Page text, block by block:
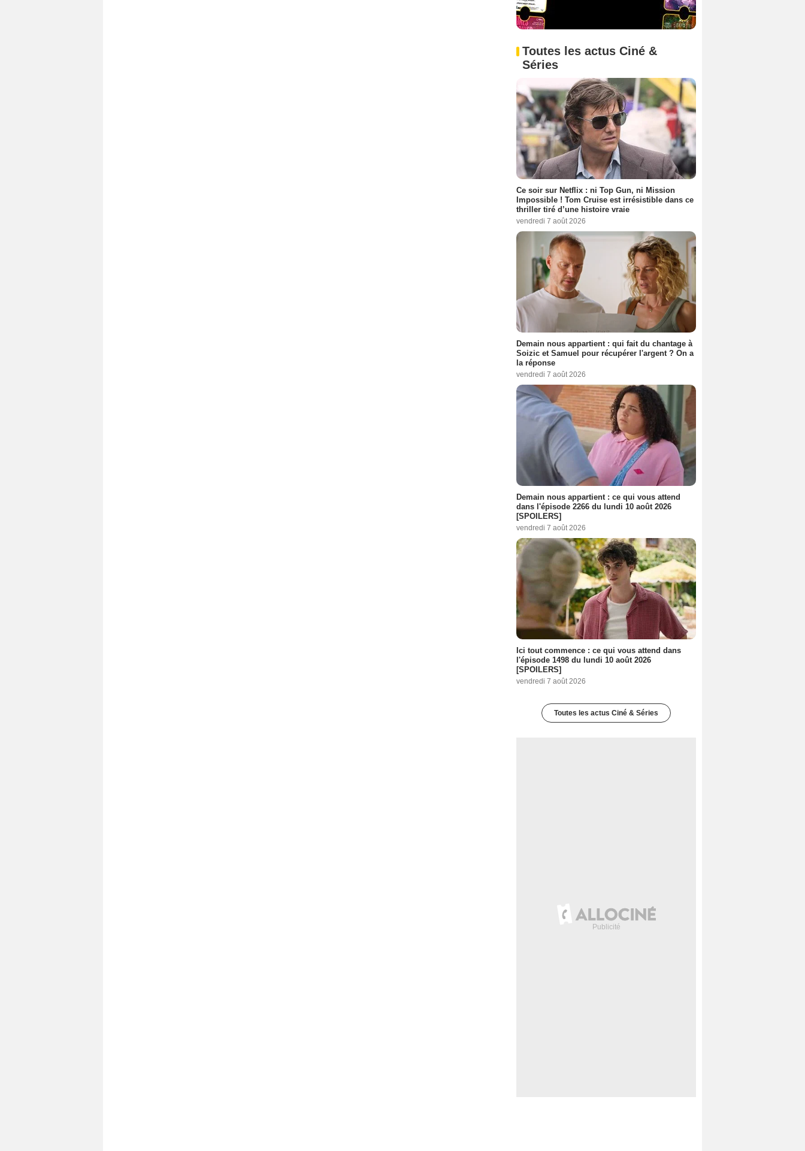
Toutes les actus Ciné &
Séries
Ce soir sur Netflix : ni Top Gun, ni Mission
Impossible ! Tom Cruise est irrésistible dans ce
thriller tiré d’une histoire vraie
vendredi 7 août 2026
Demain nous appartient : qui fait du chantage à
Soizic et Samuel pour récupérer l'argent ? On a
la réponse
vendredi 7 août 2026
Demain nous appartient : ce qui vous attend
dans l'épisode 2266 du lundi 10 août 2026
[SPOILERS]
vendredi 7 août 2026
Ici tout commence : ce qui vous attend dans
l'épisode 1498 du lundi 10 août 2026
[SPOILERS]
vendredi 7 août 2026
Toutes les actus Ciné & Séries